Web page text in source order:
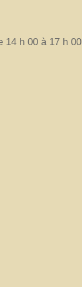
h 00 à 17 h 00